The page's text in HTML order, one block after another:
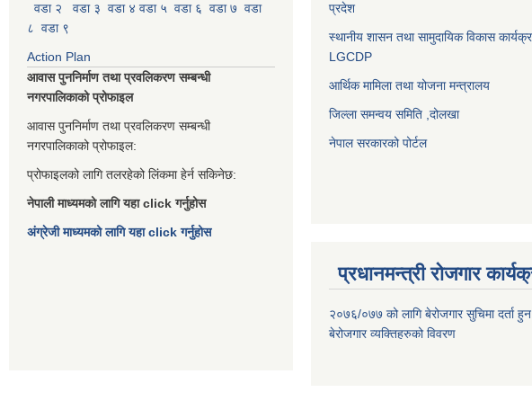
वडा २
वडा ३ वडा ४ वडा ५ वडा ६ वडा ७ वडा
८ वडा ९
Action Plan
आवास पुननिर्माण तथा प्रवलिकरण सम्बन्धी
नगरपालिकाको प्रोफाइल
आवास पुननिर्माण तथा प्रवलिकरण सम्बन्धी
नगरपालिकाको प्रोफाइल:
प्रोफाइलको लागि तलरहेको लिंकमा हेर्न सकिनेछ:
नेपाली माध्यमको लागि यहा click गर्नुहोस
अंग्रेजी माध्यमको लागि यहा click गर्नुहोस
प्रदेश
स्थानीय शासन तथा सामुदायिक विकास
LGCDP
आर्थिक मामिला तथा योजना मन्त्रालय
जिल्ला समन्वय समिति ,दोलखा
नेपाल सरकारको पोर्टल
प्रधानमन्त्री रोजगार
२०७६/०७७ को लागि बेरोजगार सुचिमा दर्ता हुन
बेरोजगार व्यक्तिहरुको विवरण